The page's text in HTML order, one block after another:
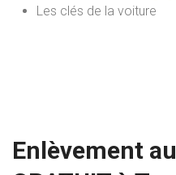
Les clés de la voiture
Enlèvement